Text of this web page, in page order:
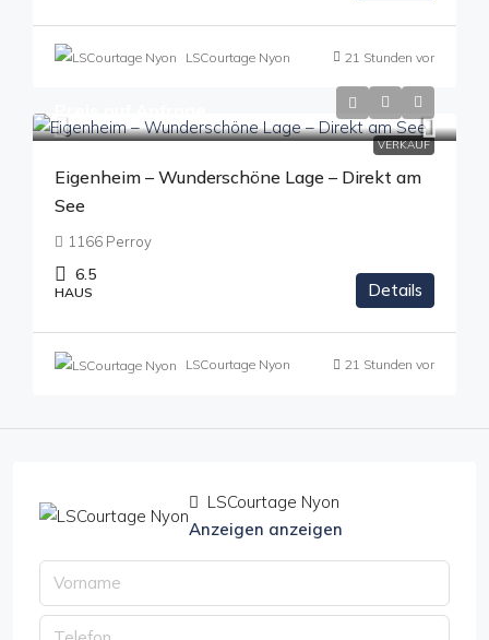
LSCourtage Nyon 21 Stunden vor
VERKAUF
Eigenheim – Wunderschöne Lage – Direkt am
See
1166 Perroy
6.5
HAUS Details
LSCourtage Nyon 21 Stunden vor
LSCourtage Nyon
Anzeigen anzeigen